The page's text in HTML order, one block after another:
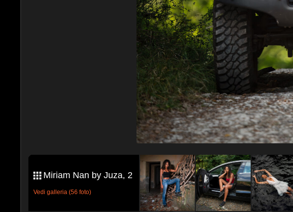
Miriam Nan by Juza, 2
Vedi galleria (56 foto)